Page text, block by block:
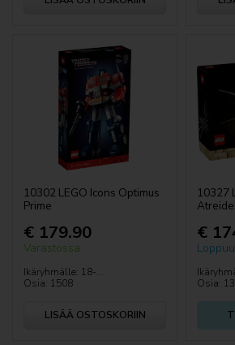
10302 LEGO Icons Optimus
Prime
€ 179.90
Varastossa
Ikäryhmälle: 18-...
Osia: 1508
LISÄÄ OSTOSKORIIN
10327
€
Osia:
DREAMZzz™
LEGO® Editions
Gabbyn Nukketalo
Friends
LEGO® Fortnite®